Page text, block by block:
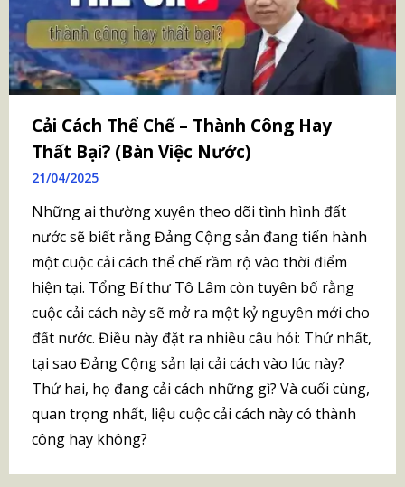
Cải Cách Thể Chế – Thành Công Hay
Thất Bại? (Bàn Việc Nước)
21/04/2025
Những ai thường xuyên theo dõi tình hình đất
nước sẽ biết rằng Đảng Cộng sản đang tiến hành
một cuộc cải cách thể chế rầm rộ vào thời điểm
hiện tại. Tổng Bí thư Tô Lâm còn tuyên bố rằng
cuộc cải cách này sẽ mở ra một kỷ nguyên mới cho
đất nước. Điều này đặt ra nhiều câu hỏi: Thứ nhất,
tại sao Đảng Cộng sản lại cải cách vào lúc này?
Thứ hai, họ đang cải cách những gì? Và cuối cùng,
quan trọng nhất, liệu cuộc cải cách này có thành
công hay không?